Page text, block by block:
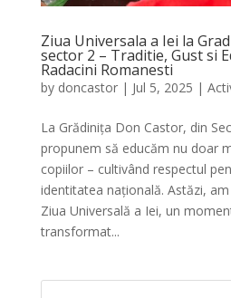
Ziua Universala a Iei la
sector 2 – Traditie, Gust si
Radacini Romanesti
by doncastor| Jul 5, 2025 |
La Grădinița Don Castor, din
propunem să educăm nu doar
copiilor – cultivând respectul
identitatea națională. Astăzi,
Ziua Universală a Iei, un
transformat...